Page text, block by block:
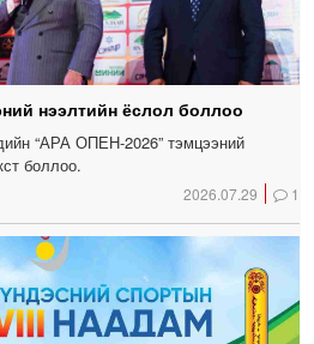
нээлтийн ёслол боллоо
“АРА ОПЕН-2026” тэмцээний
боллоо.
2026.07.29 1